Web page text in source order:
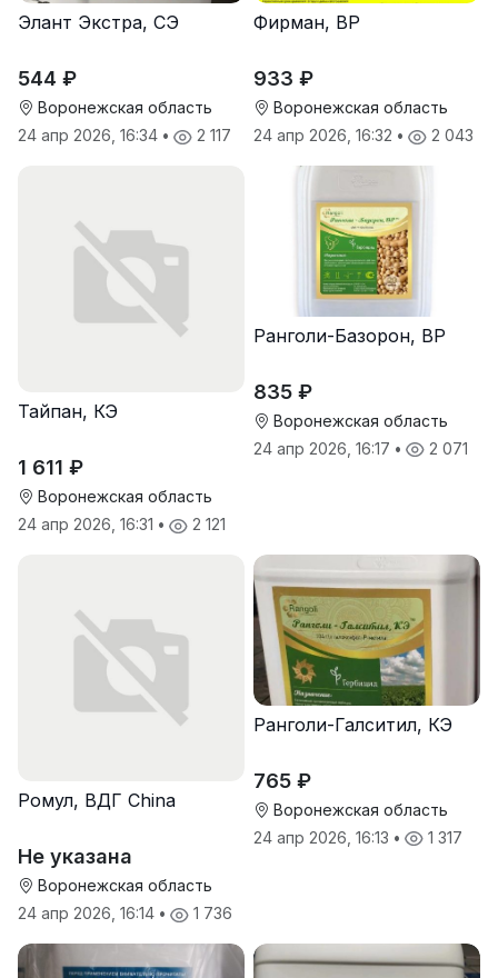
Элант Экстра, СЭ
544 ₽
Воронежская область
24 апр 2026, 16:34 • 2 117
Фирман, ВР
933 ₽
Воронежская область
24 апр 2026, 16:32 • 2 043
Тайпан, КЭ
1 611 ₽
Воронежская область
24 апр 2026, 16:31 • 2 121
Ранголи-Базорон, ВР
835 ₽
Воронежская область
24 апр 2026, 16:17 • 2 071
Ромул, ВДГ China
Не указана
Воронежская область
24 апр 2026, 16:14 • 1 736
Ранголи-Галситил, КЭ
765 ₽
Воронежская область
24 апр 2026, 16:13 • 1 317